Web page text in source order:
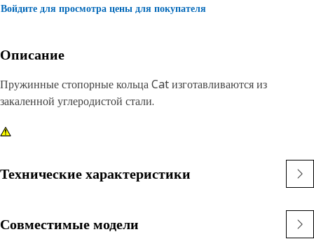
Войдите для просмотра цены для покупателя
Описание
Пружинные стопорные кольца Cat изготавливаются из
закаленной углеродистой стали.
Технические характеристики
Совместимые модели